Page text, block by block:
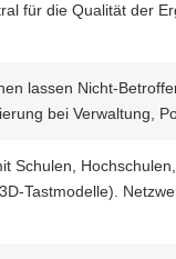
für die Qualität der
lassen Nicht-
bei Verwaltung,
Schulen,
Tastmodelle).